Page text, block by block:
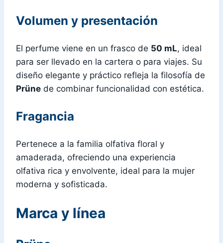
Volumen y presentación
El perfume viene en un frasco de 50 mL, ideal
para ser llevado en la cartera o para viajes. Su
diseño elegante y práctico refleja la filosofía de
Prüne de combinar funcionalidad con estética.
Fragancia
Pertenece a la familia olfativa floral y
amaderada, ofreciendo una experiencia
olfativa rica y envolvente, ideal para la mujer
moderna y sofisticada.
Marca y línea